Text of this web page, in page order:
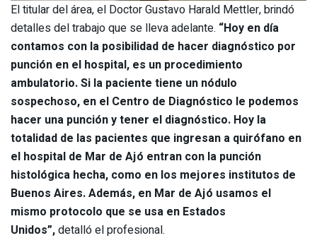
El titular del área, el Doctor Gustavo Harald Mettler, brindó
detalles del trabajo que se lleva adelante. “Hoy en día
contamos con la posibilidad de hacer diagnóstico por
punción en el hospital, es un procedimiento
ambulatorio. Si la paciente tiene un nódulo
sospechoso, en el Centro de Diagnóstico le podemos
hacer una punción y tener el diagnóstico. Hoy la
totalidad de las pacientes que ingresan a quirófano en
el hospital de Mar de Ajó entran con la punción
histológica hecha, como en los mejores institutos de
Buenos Aires. Además, en Mar de Ajó usamos el
mismo protocolo que se usa en Estados
Unidos”,detalló el profesional.